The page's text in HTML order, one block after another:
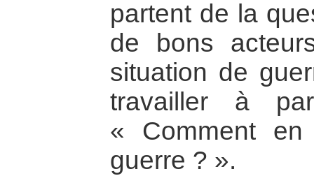
partent de la
de bons
situation de
travailler à
« Comment
guerre ? ».